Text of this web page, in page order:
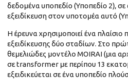
δεδομένα υποπεδίο (Υποπεδίο 2),
εξειδίκευση στον υποτομέα αυτό
Η έρευνα χρησιμοποιεί ένα πλαίσιο
εξειδίκευσης δύο σταδίων. Στο
θεμελιώδες μοντέλο MOIRAI (μια
σε transformer με περίπου 13
εξειδικεύεται σε ένα υποπεδίο